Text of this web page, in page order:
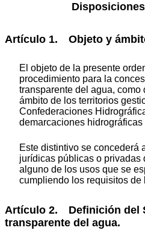
Artículo 1. Objeto y
El objeto de la presente
procedimiento para la
transparente del agua, como
ámbito de los territorios
Confederaciones
demarcaciones
Este distintivo se concederá
jurídicas públicas o privadas
alguno de los usos que se
cumpliendo los requisitos de
Artículo 2. Definición del
transparente del agua.